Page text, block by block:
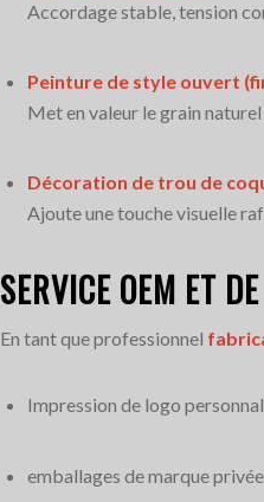
Accordage stable, tension
Peinture de style ouvert
Met en valeur le grain
Décoration de trou de
Ajoute une touche visuelle
SERVICE OEM ET
En tant que professionnel
Impression de logo
emballages de marque